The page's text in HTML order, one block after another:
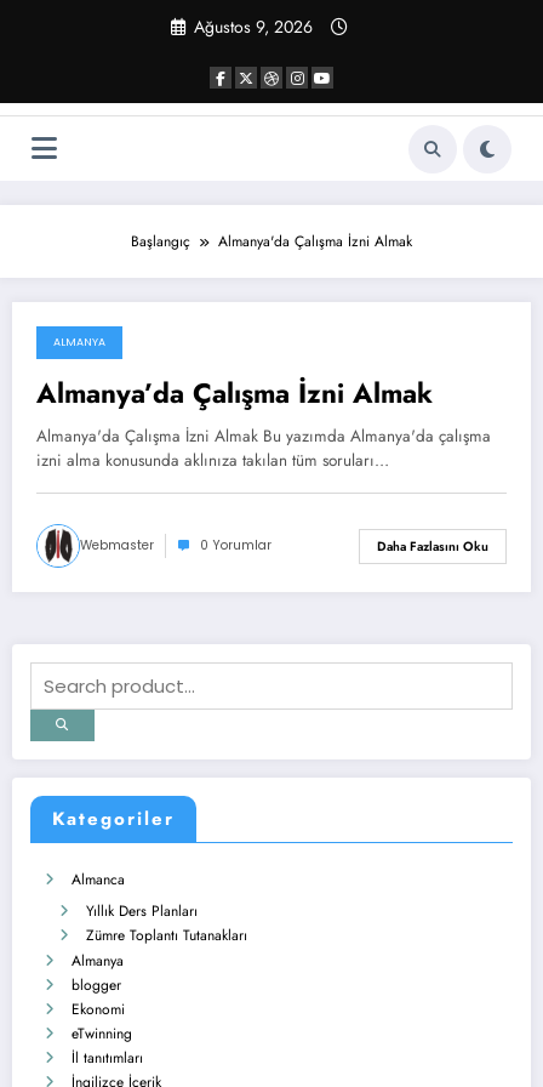
Ağustos 9, 2026
Başlangıç Almanya'da Çalışma İzni Almak
Ağustos 18, 2021
ALMANYA
Almanya’da Çalışma İzni Almak
Almanya'da Çalışma İzni Almak Bu yazımda Almanya'da çalışma
izni alma konusunda aklınıza takılan tüm soruları…
Webmaster 0 Yorumlar Daha Fazlasını Oku
Kategoriler
Almanca
Yıllık Ders Planları
Zümre Toplantı Tutanakları
Almanya
blogger
Ekonomi
eTwinning
İl tanıtımları
İngilizce İçerik